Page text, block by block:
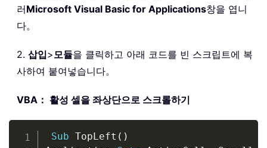
러Microsoft Visual Basic for Applications창을 엽니
다。
2. 삽입>모듈을 클릭하고 아래 코드를 빈 스크립트에 복
사하여 붙여넣습니다。
VBA： 활성 셀을 좌상단으로 스크롤하기
Sub TopLeft ( )